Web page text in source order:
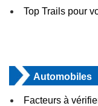
Top Trails pour
Automobiles
Facteurs à